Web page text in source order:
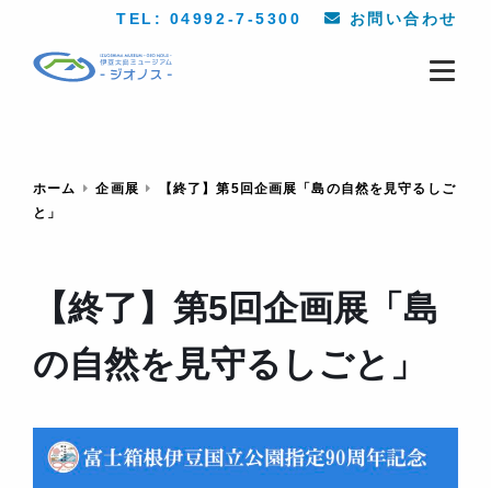
TEL: 04992-7-5300 お問い合わせ
ホーム 企画展
【終了】第5回企画展「島の自然を見守るしご
と」
【終了】第5回企画展「島
の自然を見守るしごと」